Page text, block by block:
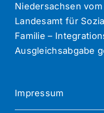
Niedersachsen
Landesamt für
Familie –
Ausgleichsabgabe
Impressum